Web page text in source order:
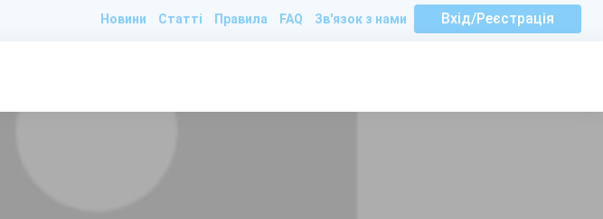
Новини Статті Правила FAQ Зв'язок з нами Вхід/Реєстрація